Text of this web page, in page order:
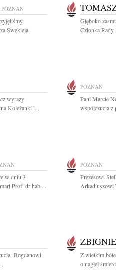
POZNAŃ
Swekleja
Głęboko
Członka
wyrazy
Koleżanki i...
POZNAŃ
Pani Marcie
współczucia
w dniu 3
Prof. dr hab....
POZNAŃ
Prezesowi
Arkadiuszowi
Bogdanowi
Z wielkim
o nagłej